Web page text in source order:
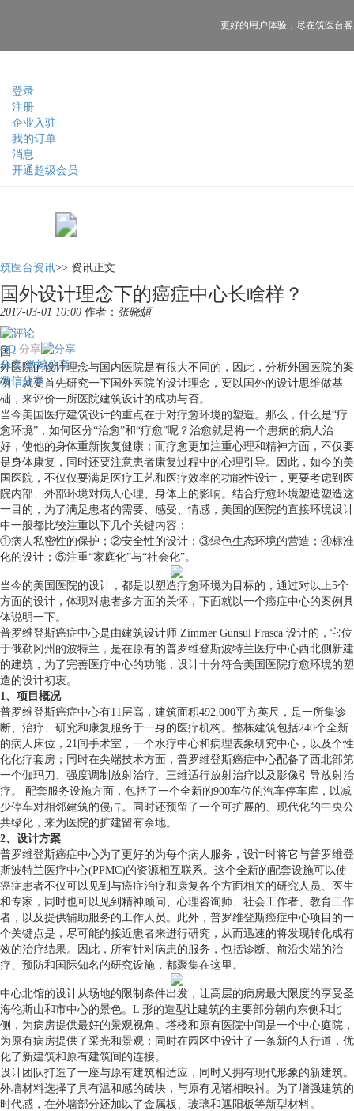
登录
注册
企业入驻
我的订单
消息
开通超级会员
更好的用户体验， 尽在筑医台
筑医台资讯>> 资讯正文
国外设计理念下的癌症中心长啥样？
2017-03-01 10:00 作者： 张晓頔
分享
QQ
分享 微博分享
微信分享
国
外医院的设计理念与国内医院是有很大不同的，因此，分析外国医院的案
例，就要首先研究一下国外医院的设计理念，要以国外的设计思维做基
础，来评价一所医院建筑设计的成功与否。
当今美国医疗建筑设计的重点在于对疗愈环境的塑造。那么，什么是“疗
愈环境”，如何区分“治愈”和“疗愈”呢？治愈就是将一个患病的病人治
好，使他的身体重新恢复健康；而疗愈更加注重心理和精神方面，不仅要
是身体康复，同时还要注意患者康复过程中的心理引导。因此，如今的美
国医院，不仅仅要满足医疗工艺和医疗效率的功能性设计，更要考虑到医
院内部、外部环境对病人心理、身体上的影响。结合疗愈环境塑造塑造这
一目的，为了满足患者的需要、感受、情感，美国的医院的直接环境设计
中一般都比较注重以下几个关键内容：
①病人私密性的保护；②安全性的设计；③绿色生态环境的营造；④标准
化的设计；⑤注重“家庭化”与“社会化”。
当今的美国医院的设计，都是以塑造疗愈环境为目标的，通过对以上5个
方面的设计，体现对患者多方面的关怀，下面就以一个癌症中心的案例具
体说明一下。
普罗维登斯癌症中心是由建筑设计师 Zimmer Gunsul Frasca 设计的，它位
于俄勒冈州的波特兰，是在原有的普罗维登斯波特兰医疗中心西北侧新建
的建筑，为了完善医疗中心的功能，设计十分符合美国医院疗愈环境的塑
造的设计初衷。
1、项目概况
普罗维登斯癌症中心有11层高，建筑面积492,000平方英尺，是一所集诊
断、治疗、研究和康复服务于一身的医疗机构。整栋建筑包括240个全新
的病人床位，21间手术室，一个水疗中心和病理表象研究中心，以及个性
化化疗套房；同时在尖端技术方面，普罗维登斯癌症中心配备了西北部第
一个伽玛刀、强度调制放射治疗、三维适行放射治疗以及影像引导放射治
疗。 配套服务设施方面，包括了一个全新的900车位的汽车停车库，以减
少停车对相邻建筑的侵占。同时还预留了一个可扩展的、现代化的中央公
共绿化，来为医院的扩建留有余地。
2、设计方案
普罗维登斯癌症中心为了更好的为每个病人服务，设计时将它与普罗维登
斯波特兰医疗中心(PPMC)的资源相互联系。这个全新的配套设施可以使
癌症患者不仅可以见到与癌症治疗和康复各个方面相关的研究人员、医生
和专家，同时也可以见到精神顾问、心理咨询师、社会工作者、教育工作
者，以及提供辅助服务的工作人员。此外，普罗维登斯癌症中心项目的一
个关键点是，尽可能的接近患者来进行研究，从而迅速的将发现转化成有
效的治疗结果。因此，所有针对病患的服务，包括诊断、前沿尖端的治
疗、预防和国际知名的研究设施，都聚集在这里。
中心北馆的设计从场地的限制条件出发，让高层的病房最大限度的享受圣
海伦斯山和市中心的景色。L 形的造型让建筑的主要部分朝向东侧和北
侧，为病房提供最好的景观视角。塔楼和原有医院中间是一个中心庭院，
为原有病房提供了采光和景观；同时在园区中设计了一条新的人行道，优
化了新建筑和原有建筑间的连接。
设计团队打造了一座与原有建筑相适应，同时又拥有现代形象的新建筑。
外墙材料选择了具有温和感的砖块，与原有见诸相映衬。为了增强建筑的
时代感，在外墙部分还加以了金属板、玻璃和遮阳板等新型材料。